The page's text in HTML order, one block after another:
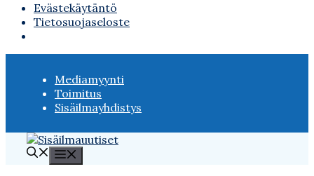
Evästekäytäntö
Tietosuojaseloste
Mediamyynti
Toimitus
Sisäilmayhdistys